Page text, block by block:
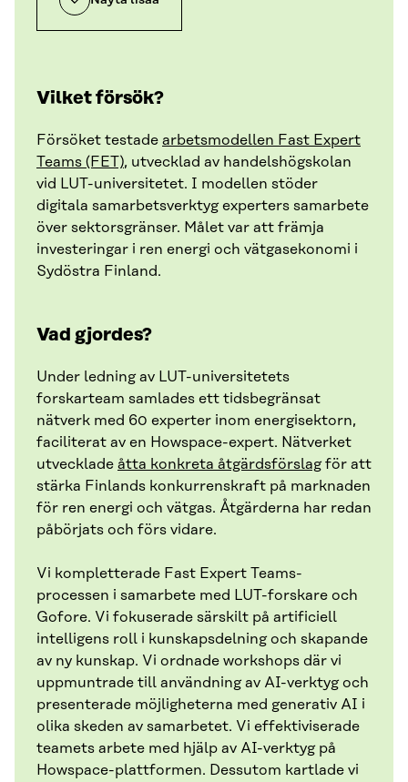
Vilket försök?
Försöket testade arbetsmodellen Fast Expert
Teams (FET), utvecklad av handelshögskolan
vid LUT-universitetet. I modellen stöder
digitala samarbetsverktyg experters samarbete
över sektorsgränser. Målet var att främja
investeringar i ren energi och vätgasekonomi i
Sydöstra Finland.
Vad gjordes?
Under ledning av LUT-universitetets
forskarteam samlades ett tidsbegränsat
nätverk med 60 experter inom energisektorn,
faciliterat av en Howspace-expert. Nätverket
utvecklade åtta konkreta åtgärdsförslagför att
stärka Finlands konkurrenskraft på marknaden
för ren energi och vätgas. Åtgärderna har redan
påbörjats och förs vidare.
Vi kompletterade Fast Expert Teams-
processen i samarbete med LUT-forskare och
Gofore. Vi fokuserade särskilt på artificiell
intelligens roll i kunskapsdelning och skapande
av ny kunskap. Vi ordnade workshops där vi
uppmuntrade till användning av AI-verktyg och
presenterade möjligheterna med generativ AI i
olika skeden av samarbetet. Vi effektiviserade
teamets arbete med hjälp av AI-verktyg på
Howspace-plattformen. Dessutom kartlade vi